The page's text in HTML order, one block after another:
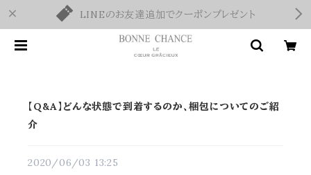
LINEのお友達追加でクーポンプレゼント
【Q&A】どんな状態で到着するのか、梱包についてのご紹
介
2020/06/03 13:25